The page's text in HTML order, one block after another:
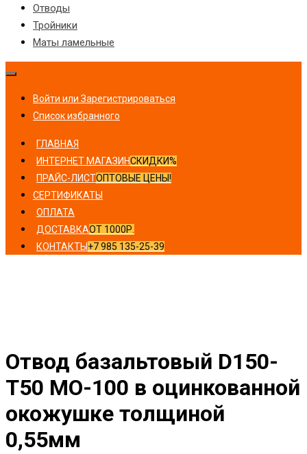
Отводы
Тройники
Маты ламельные
Войти или Зарегистрироваться
Список избранного
ГЛАВНАЯ
ИНТЕРНЕТ МАГАЗИНСКИДКИ%
ПРАЙС-ЛИСТОПТОВЫЕ ЦЕНЫ!
СЕРТИФИКАТЫ
ОПЛАТА
ДОСТАВКАОТ 1000Р.
КОНТАКТЫ +7 985 135-25-39
Отвод базальтовый D150-
T50 MO-100 в оцинкованной
окожушке толщиной
0,55мм